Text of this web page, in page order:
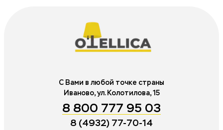
С Вами в любой точке страны
Иваново, ул. Колотилова, 15
8 800 777 95 03
8 (4932) 77-70-14